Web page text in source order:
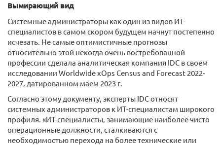
Вымирающий вид
Системные администраторы как один из видов ИТ-
специалистов в самом скором будущем начнут постепенно
исчезать. Не самые оптимистичные прогнозы
относительно этой некогда очень востребованной
профессии сделала аналитическая компания IDC в своем
исследовании Worldwide xOps Census and Forecast 2022-
2027, датированном маем 2023 г.
Согласно этому документу, эксперты IDC относят
системных администраторов к ИТ-специалистам широкого
профиля. «ИТ-специалисты, занимающие наиболее чисто
операционные должности, сталкиваются с
необходимостью перехода на более технические или